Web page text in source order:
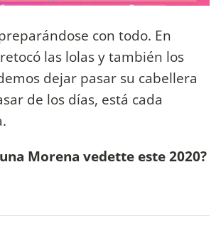
con todo. En
las lolas y también los
dejar pasar su cabellera
de los días, está cada
Morena vedette este 2020?